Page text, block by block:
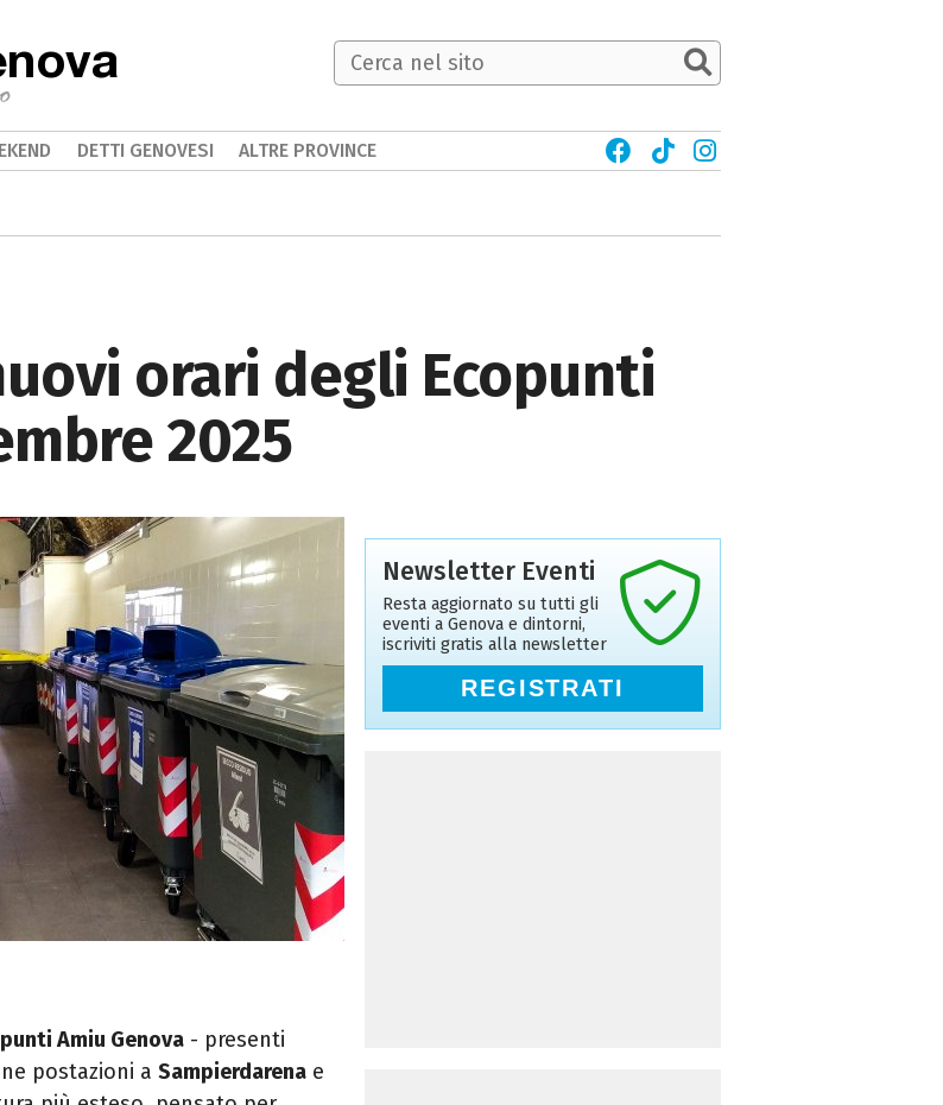
orari degli Ecopunti
2025
Amiu Genova - presenti
postazioni a Sampierdarena e
Newsletter Eventi
Resta aggiornato su tutti gli
eventi a Genova e dintorni,
iscriviti gratis alla newsletter
REGISTRATI
DETTI GENOVESI ALTRE PROVINCE